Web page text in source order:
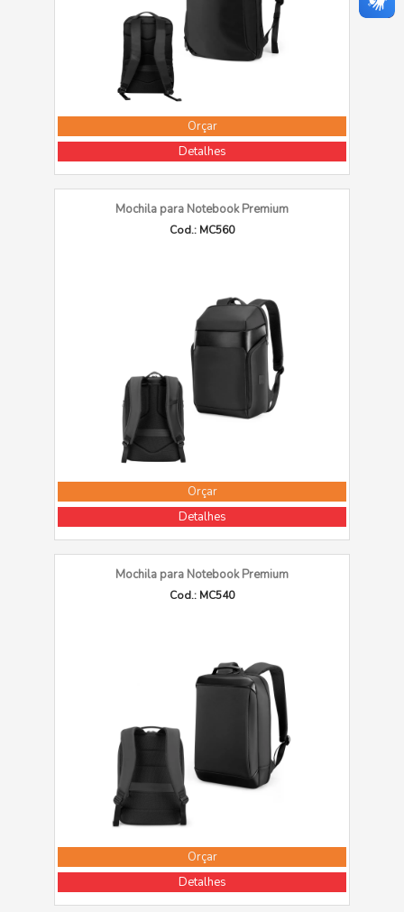
Orçar
Detalhes
Mochila para Notebook Premium
Cod.: MC560
Orçar
Detalhes
Mochila para Notebook Premium
Cod.: MC540
Orçar
Detalhes